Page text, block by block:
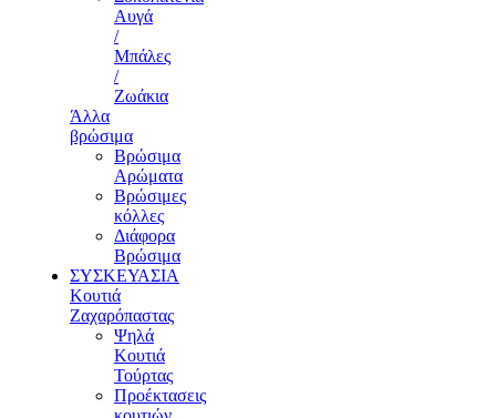
Αυγά
/
Μπάλες
/
Ζωάκια
Άλλα
βρώσιμα
Βρώσιμα
Αρώματα
Βρώσιμες
κόλλες
Διάφορα
Βρώσιμα
ΣΥΣΚΕΥΑΣΙΑ
Κουτιά
Ζαχαρόπαστας
Ψηλά
Κουτιά
Τούρτας
Προέκτασεις